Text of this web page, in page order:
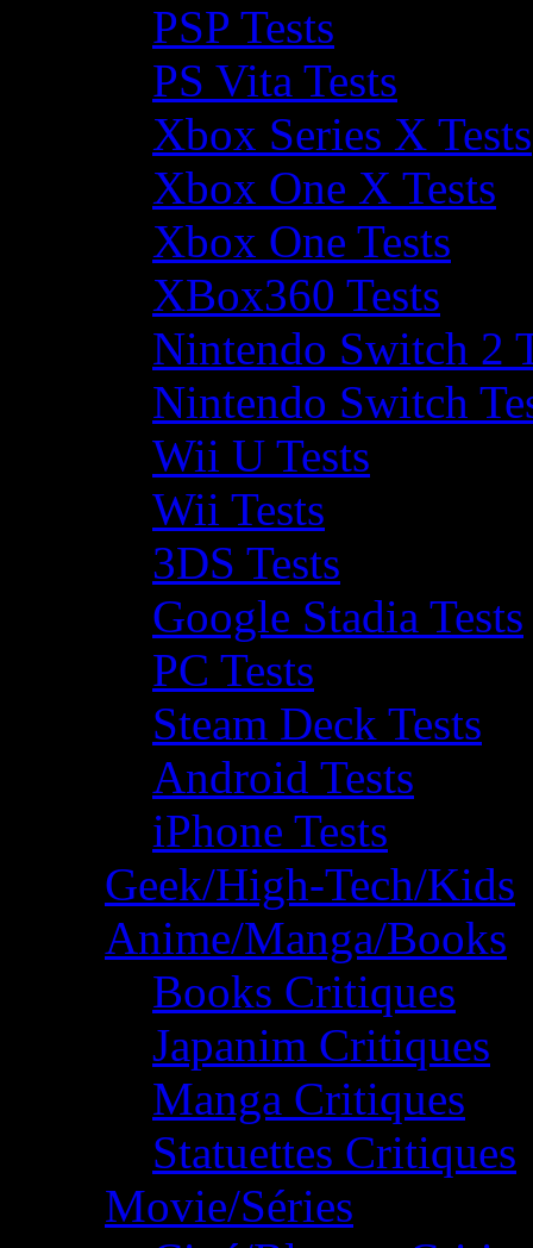
PSP Tests
PS Vita Tests
Xbox Series X Tests
Xbox One X Tests
Xbox One Tests
XBox360 Tests
Nintendo Switch 2
Nintendo Switch
Wii U Tests
Wii Tests
3DS Tests
Google Stadia Tests
PC Tests
Steam Deck Tests
Android Tests
iPhone Tests
Geek/High-Tech/Kids
Anime/Manga/Books
Books Critiques
Japanim Critiques
Manga Critiques
Statuettes Critiques
Movie/Séries